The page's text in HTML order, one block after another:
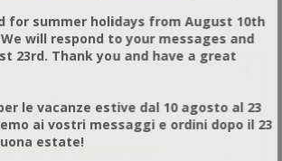
+
Εργαστήριο
for summer holidays from August 10th
will respond to your messages and
23rd. Thank you and have a great
le vacanze estive dal 10 agosto al 23
ai vostri messaggi e ordini dopo il 23
estate!